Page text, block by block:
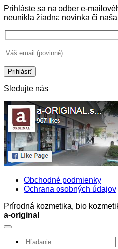
len
ochrana
Prírodná
starostlivosť
Prihláste sa na odber e-
neunikla žiadna novinka či
Sledujte nás
Obchodné podmienky
Ochrana osobných údajov
Prírodná kozmetika, bio
a-original
Hľadať: